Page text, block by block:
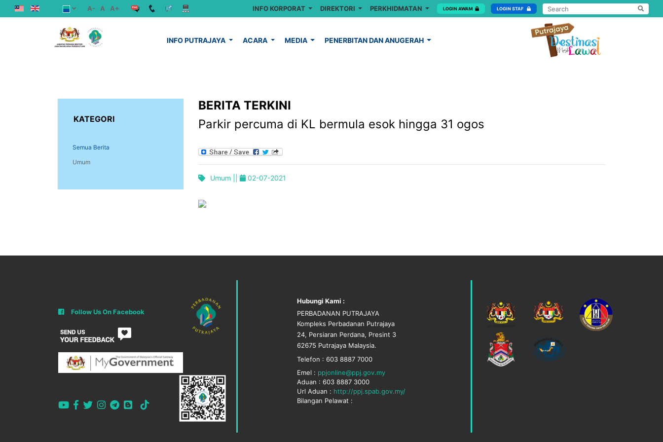
A- A A+ INFO KORPORAT DIREKTORI PERKHIDMATAN LOGIN AWAM LOGIN STAF
INFO PUTRAJAYA ACARA MEDIA PENERBITAN DAN ANUGERAH
KATEGORI
Semua Berita
Umum
BERITA TERKINI
Parkir percuma di KL bermula esok hingga 31 ogos
Umum || 02-07-2021
Follow Us On Facebook
Hubungi Kami :
PERBADANAN PUTRAJAYA
Kompleks Perbadanan Putrajaya
24, Persiaran Perdana, Presint 3
62675 Putrajaya Malaysia.
Telefon : 603 8887 7000
Emel : ppjonline@ppj.gov.my
Aduan : 603 8887 3000
Url Aduan : http://ppj.spab.gov.my/
Bilangan Pelawat :